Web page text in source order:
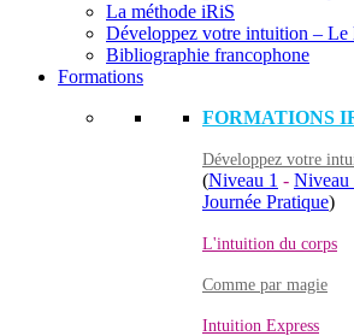
La méthode iRiS
Développez votre intuition – Le
Bibliographie francophone
Formations
FORMATIONS
Développez votre
(Niveau 1 - Niveau
Journée Pratique)
L'intuition du corps
Comme par magie
Intuition Express